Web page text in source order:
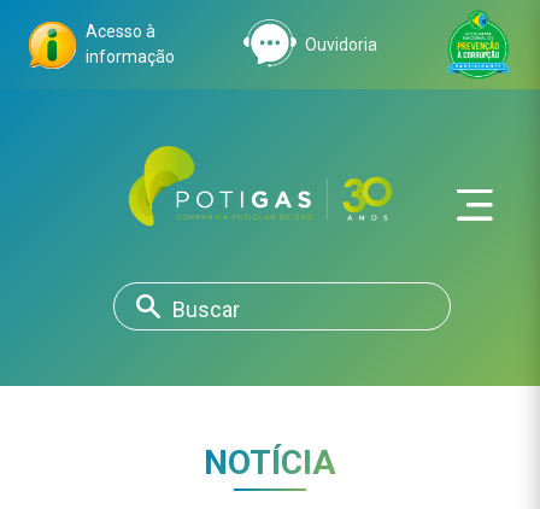
Acesso à
informação
Ouvidoria
NOTÍCIA